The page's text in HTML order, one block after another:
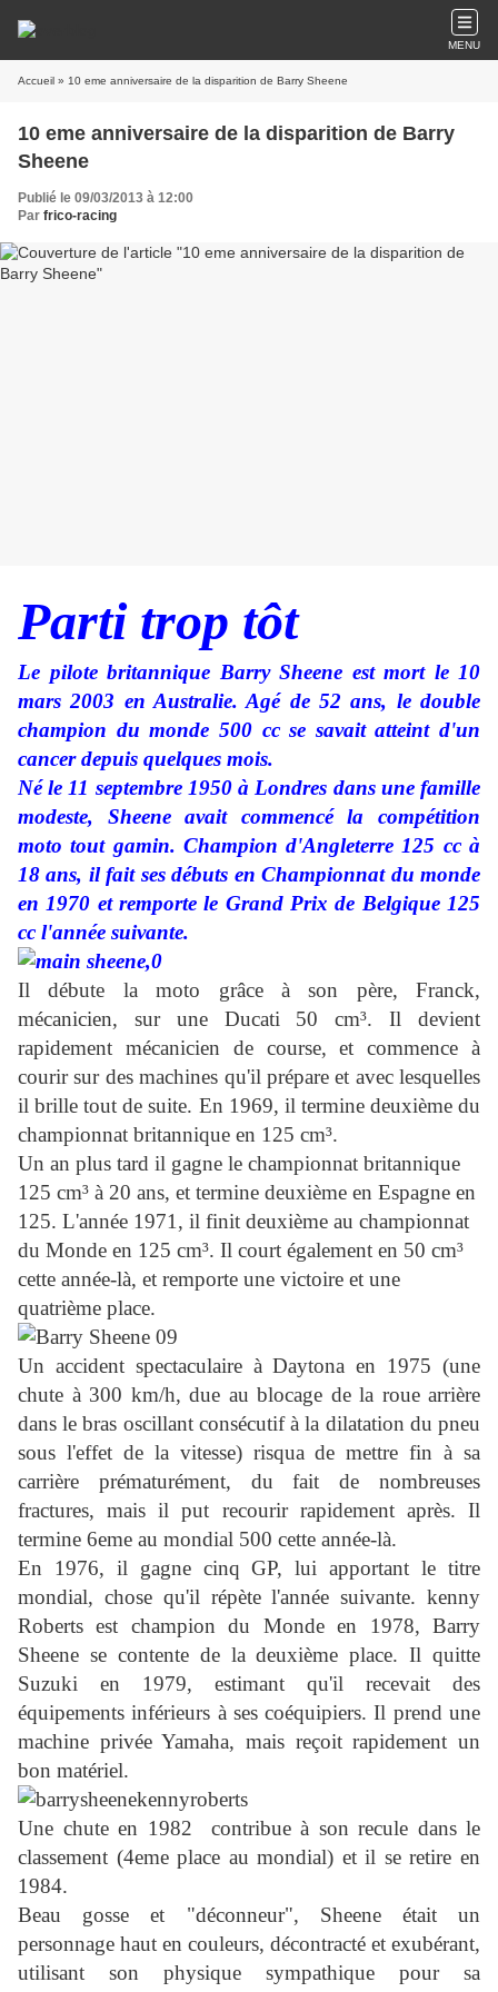
MENU
Accueil » 10 eme anniversaire de la disparition de Barry Sheene
10 eme anniversaire de la disparition de Barry
Sheene
Publié le 09/03/2013 à 12:00
Par frico-racing
Parti trop tôt
Le pilote britannique Barry Sheene est mort le 10
mars 2003 en Australie. Agé de 52 ans, le double
champion du monde 500 cc se savait atteint d'un
cancer depuis quelques mois.
Né le 11 septembre 1950 à Londres dans une famille
modeste, Sheene avait commencé la compétition
moto tout gamin. Champion d'Angleterre 125 cc à
18 ans, il fait ses débuts en Championnat du monde
en 1970 et remporte le Grand Prix de Belgique 125
cc l'année suivante.
Il débute la moto grâce à son père, Franck,
mécanicien, sur une Ducati 50 cm³. Il devient
rapidement mécanicien de course, et commence à
courir sur des machines qu'il prépare et avec lesquelles
il brille tout de suite. En 1969, il termine deuxième du
championnat britannique en 125 cm³.
Un an plus tard il gagne le championnat britannique
125 cm³ à 20 ans, et termine deuxième en Espagne en
125. L'année 1971, il finit deuxième au championnat
du Monde en 125 cm³. Il court également en 50 cm³
cette année-là, et remporte une victoire et une
quatrième place.
Un accident spectaculaire à Daytona en 1975 (une
chute à 300 km/h, due au blocage de la roue arrière
dans le bras oscillant consécutif à la dilatation du pneu
sous l'effet de la vitesse) risqua de mettre fin à sa
carrière prématurément, du fait de nombreuses
fractures, mais il put recourir rapidement après. Il
termine 6eme au mondial 500 cette année-là.
En 1976, il gagne cinq GP, lui apportant le titre
mondial, chose qu'il répète l'année suivante. kenny
Roberts est champion du Monde en 1978, Barry
Sheene se contente de la deuxième place. Il quitte
Suzuki en 1979, estimant qu'il recevait des
équipements inférieurs à ses coéquipiers. Il prend une
machine privée Yamaha, mais reçoit rapidement un
bon matériel.
Une chute en 1982 contribue à son recule dans le
classement (4eme place au mondial) et il se retire en
1984.
Beau gosse et "déconneur", Sheene était un
personnage haut en couleurs, décontracté et exubérant,
utilisant son physique sympathique pour sa